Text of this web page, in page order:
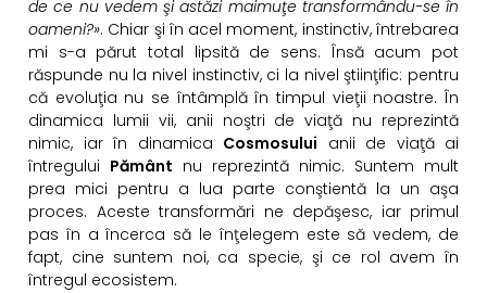
de ce nu vedem şi astăzi maimuţe transformându-se în
oameni?». Chiar şi în acel moment, instinctiv, întrebarea
mi s-a părut total lipsită de sens. Însă acum pot
răspunde nu la nivel instinctiv, ci la nivel ştiinţific: pentru
că evoluţia nu se întâmplă în timpul vieţii noastre. În
dinamica lumii vii, anii noştri de viaţă nu reprezintă
nimic, iar în dinamica Cosmosului anii de viaţă ai
întregului Pământ nu reprezintă nimic. Suntem mult
prea mici pentru a lua parte conştientă la un aşa
proces. Aceste transformări ne depăşesc, iar primul
pas în a încerca să le înţelegem este să vedem, de
fapt, cine suntem noi, ca specie, şi ce rol avem în
întregul ecosistem.